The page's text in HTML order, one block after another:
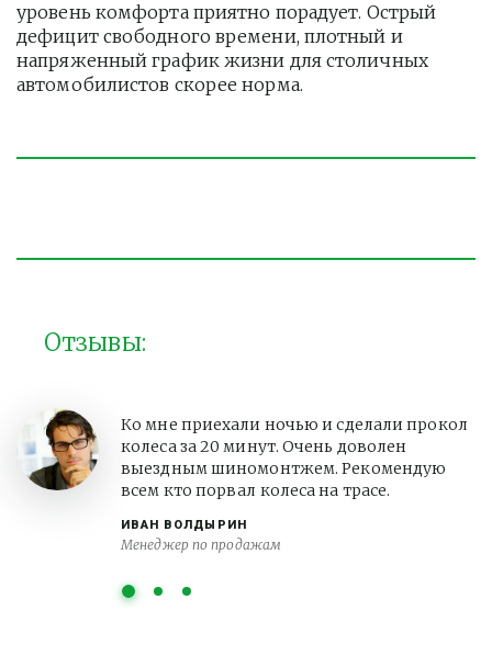
уровень комфорта приятно порадует. Острый
дефицит свободного времени, плотный и
напряженный график жизни для столичных
автомобилистов скорее норма.
Отзывы:
ИВАН ВОЛДЫРИН
Менеджер по продажам
Ко мне приехали ночью и сделали прокол
колеса за 20 минут. Очень доволен
выездным шиномонтжем. Рекомендую
всем кто порвал колеса на трасе.